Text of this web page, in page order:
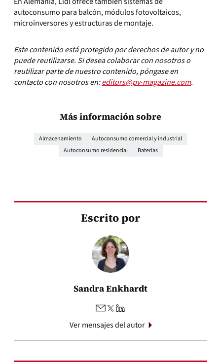
autoconsumo para balcón, módulos fotovoltaicos,
microinversores y estructuras de montaje.
Este contenido está protegido por derechos de autor y no
puede reutilizarse. Si desea colaborar con nosotros o
reutilizar parte de nuestro contenido, póngase en
contacto con nosotros en:editors@pv-magazine.com.
Más información sobre
Almacenamiento
Autoconsumo comercial y industrial
Autoconsumo residencial
Baterías
Escrito por
Sandra Enkhardt
Ver mensajes del autor